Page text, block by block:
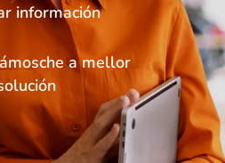
información
a mellor